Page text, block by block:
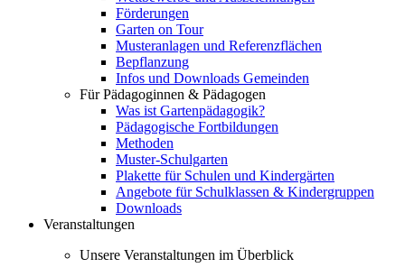
Förderungen
Garten on Tour
Musteranlagen und Referenzflächen
Bepflanzung
Infos und Downloads Gemeinden
Für Pädagoginnen & Pädagogen
Was ist Gartenpädagogik?
Pädagogische Fortbildungen
Methoden
Muster-Schulgarten
Plakette für Schulen und Kindergärten
Angebote für Schulklassen & Kindergruppen
Downloads
Veranstaltungen
Unsere Veranstaltungen im Überblick